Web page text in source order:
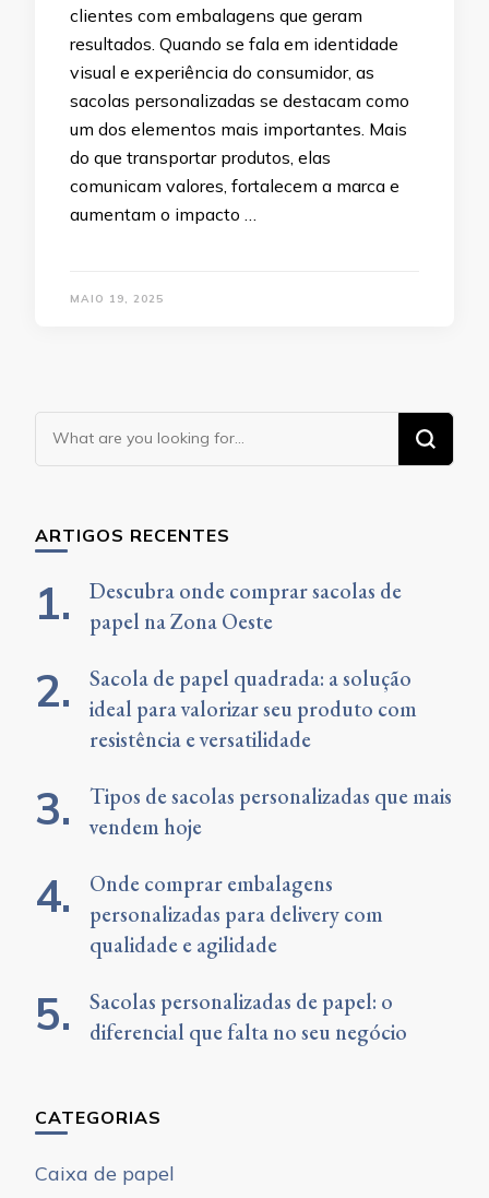
clientes com embalagens que geram
resultados. Quando se fala em identidade
visual e experiência do consumidor, as
sacolas personalizadas se destacam como
um dos elementos mais importantes. Mais
do que transportar produtos, elas
comunicam valores, fortalecem a marca e
aumentam o impacto …
MAIO 19, 2025
Looking
for
ARTIGOS RECENTES
Descubra onde comprar sacolas de
papel na Zona Oeste
Sacola de papel quadrada: a solução
ideal para valorizar seu produto com
resistência e versatilidade
Tipos de sacolas personalizadas que mais
vendem hoje
Onde comprar embalagens
personalizadas para delivery com
qualidade e agilidade
Sacolas personalizadas de papel: o
diferencial que falta no seu negócio
CATEGORIAS
Caixa de papel